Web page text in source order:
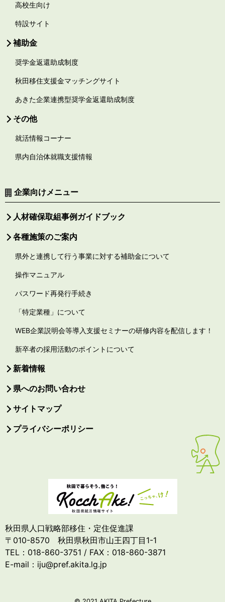
高校生向け
特設サイト
補助金
奨学金返還助成制度
秋田移住支援金マッチングサイト
あきた企業連携型奨学金返還助成制度
その他
就活情報コーナー
県内自治体就職支援情報
企業向けメニュー
人材確保取組事例ガイドブック
各種施策のご案内
県外と連携して行う事業に対する補助金について
操作マニュアル
パスワード再発行手続き
「特定業種」について
WEB企業説明会等導入支援セミナーの研修内容を配信します！
新卒者の採用活動のポイントについて
新着情報
県へのお問い合わせ
サイトマップ
プライバシーポリシー
秋田県人口戦略部移住・定住促進課
〒010-8570 秋田県秋田市山王四丁目1-1
TEL：018-860-3751 / FAX：018-860-3871
E-mail：iju@pref.akita.lg.jp